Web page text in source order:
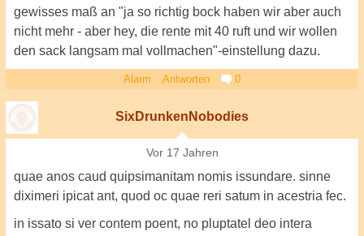
gewisses maß an "ja so richtig bock haben wir aber auch
nicht mehr - aber hey, die rente mit 40 ruft und wir wollen
den sack langsam mal vollmachen"-einstellung dazu.
Alarm Antworten 0
SixDrunkenNobodies
Vor 17 Jahren
quae anos caud quipsimanitam nomis issundare. sinne
diximeri ipicat ant, quod oc quae reri satum in acestria fec.
in issato si ver contem poent, no pluptatel deo intera